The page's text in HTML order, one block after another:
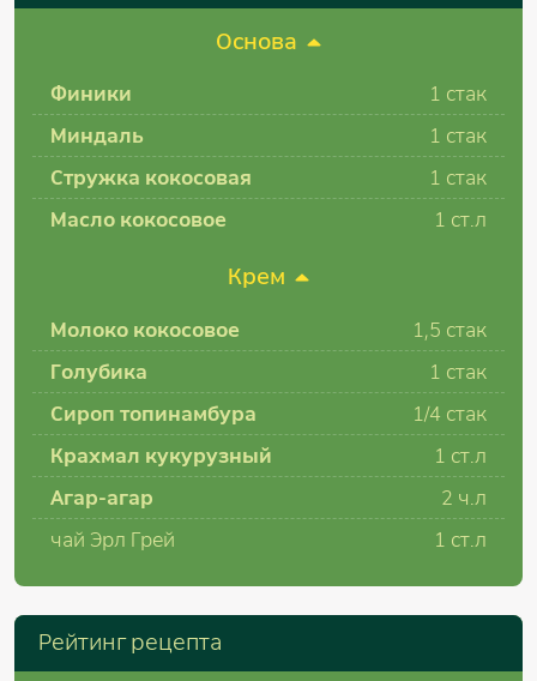
Основа
Финики 1 стак
Миндаль
1 стак
Стружка кокосовая
1 стак
Масло кокосовое
1 ст.л
Крем
Молоко кокосовое 1,5 стак
Голубика
1 стак
Сироп топинамбура
1/4 стак
Крахмал кукурузный
1 ст.л
Агар-агар
2 ч.л
чай Эрл Грей
1 ст.л
Рейтинг рецепта